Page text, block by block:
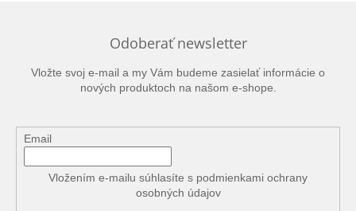
Odoberať newsletter
Vložte svoj e-mail a my Vám budeme zasielať informácie o
nových produktoch na našom e-shope.
Email
Vložením e-mailu súhlasíte s podmienkami ochrany
osobných údajov